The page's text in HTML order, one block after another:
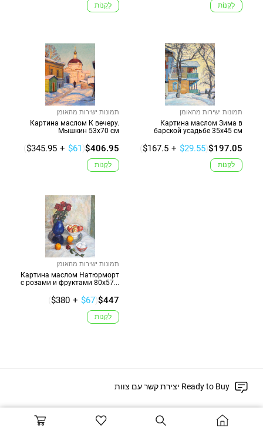
לִקְנוֹת לִקְנוֹת
תמונות ישירות מהאומן
Картина маслом К вечеру.
Мышкин 53х70 см
$406.95
($345.95 + $61 )
לִקְנוֹת
תמונות ישירות מהאומן
Картина маслом Зима в
барской усадьбе 35х45 см
$197.05
($167.5 + $29.55)
לִקְנוֹת
תמונות ישירות מהאומן
Картина маслом Натюрморт
с розами и фруктами 80х57...
$447
($380 + $67)
לִקְנוֹת
יצירת קשר עם צוות Ready to Buy